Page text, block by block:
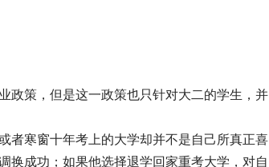
政策，但是这一政策也只针对大二的学生，并
者寒窗十年考上的大学却并不是自己所真正喜
换成功；如果他选择退学回家重考大学，对自